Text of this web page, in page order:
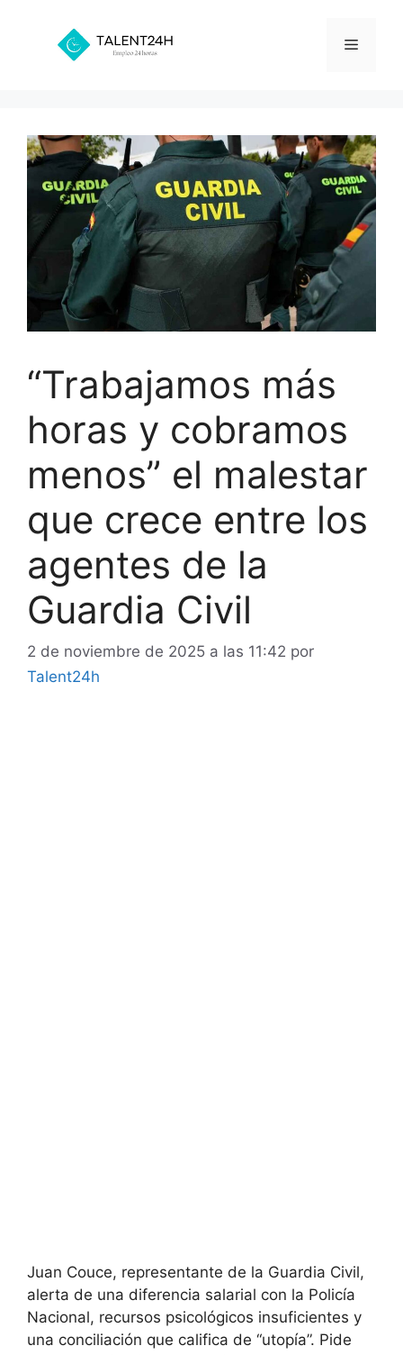
contenido
Menú
“Trabajamos más
horas y cobramos
menos” el malestar
que crece entre los
agentes de la
Guardia Civil
2 de noviembre de 2025 a las 11:42 por
Talent24h
Juan Couce, representante de la Guardia Civil,
alerta de una diferencia salarial con la Policía
Nacional, recursos psicológicos insuficientes y
una conciliación que califica de “utopía”. Pide